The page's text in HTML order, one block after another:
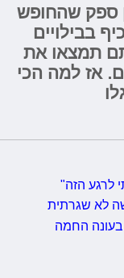
ספק שהחופש
בבילויים
תמצאו את
אז למה הכי
לרגע הזה"
לא שגרתית
החמה